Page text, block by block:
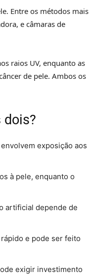
Entre os métodos mais
e câmaras de
raios UV, enquanto as
de pele. Ambos os
dois?
exposição aos
à pele, enquanto o
artificial depende de
e pode ser feito
exigir investimento